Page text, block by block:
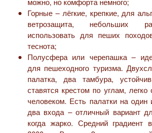
Горные – лёгкие, крепкие, для
ветрозащита, небольших
использовать для пеших
теснота;
Полусфера или черепашка –
для пешеходного туризма.
палатка, два тамбура,
ставятся крестом по углам,
человеком. Есть палатки на
два входа – отличный вариант
когда жарко. Средний градиент